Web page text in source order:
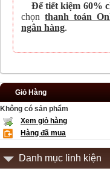
Để tiết kiệm 60%
chọn thanh toán
ngân hàng.
Giỏ Hàng
Không có sản phẩm
Xem giỏ hàng
Hàng đã mua
Danh mục linh kiện